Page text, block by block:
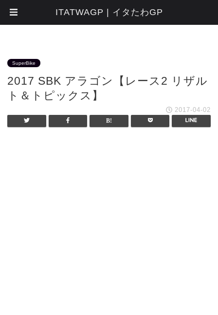
SuperBike
2017 SBK アラゴン【レース2 リザル
ト＆トピックス】
2017-04-02
ITATWAGP | イタたわGP